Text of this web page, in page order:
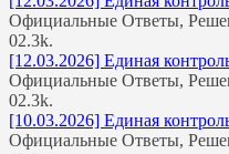
Официальные Ответы,
02.3k.
[12.03.2026] Единая
Официальные Ответы,
02.3k.
[10.03.2026] Единая
Официальные Ответы,